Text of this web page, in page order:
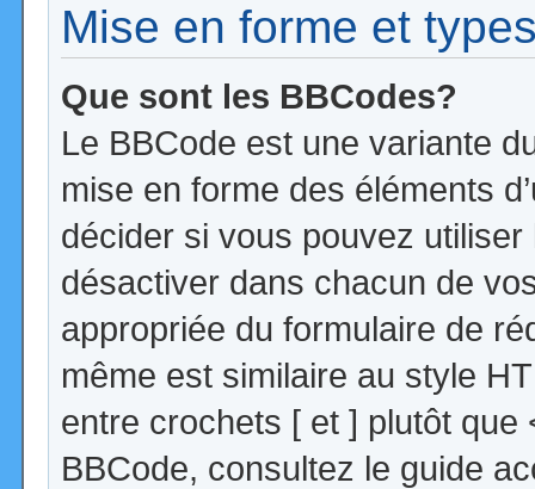
Mise en forme et
Que sont les BBCodes?
Le BBCode est une variante
mise en forme des éléments
décider si vous pouvez
désactiver dans chacun de
appropriée du formulaire de
même est similaire au style
entre crochets [ et ] plutôt que
BBCode, consultez le guide